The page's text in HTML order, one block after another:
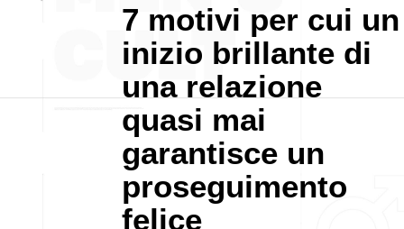
7 motivi per cui un
inizio brillante di
una relazione
quasi mai
garantisce un
proseguimento
felice